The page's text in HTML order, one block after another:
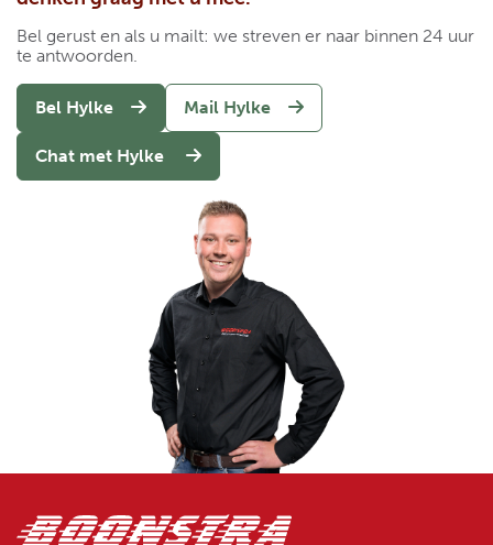
Bel gerust en als u mailt: we streven er naar binnen 24 uur
te antwoorden.
Bel Hylke Mail Hylke
Chat met Hylke